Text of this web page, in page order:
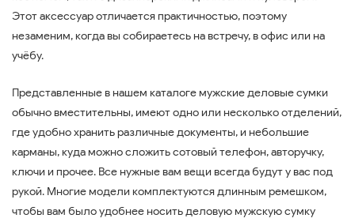
Этот аксессуар отличается практичностью, поэтому
незаменим, когда вы собираетесь на встречу, в офис или на
учёбу.
Представленные в нашем каталоге мужские деловые сумки
обычно вместительны, имеют одно или несколько отделений,
где удобно хранить различные документы, и небольшие
карманы, куда можно сложить сотовый телефон, авторучку,
ключи и прочее. Все нужные вам вещи всегда будут у вас под
рукой. Многие модели комплектуются длинным ремешком,
чтобы вам было удобнее носить деловую мужскую сумку